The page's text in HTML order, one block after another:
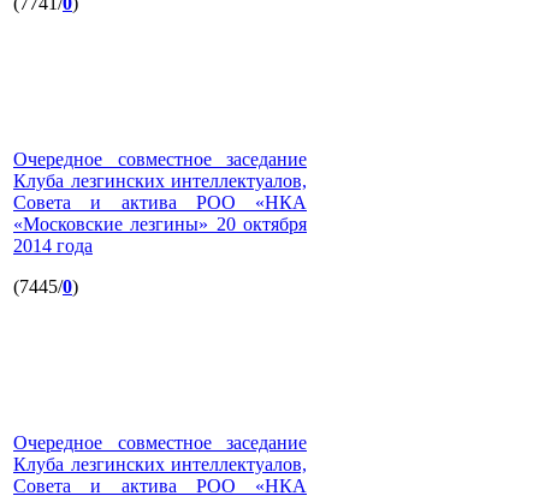
Очередное совместное заседание
Клуба лезгинских интеллектуалов,
Совета и актива РОО «НКА
«Московские лезгины» 20 октября
2014 года
(7445/0)
Очередное совместное заседание
Клуба лезгинских интеллектуалов,
Совета и актива РОО «НКА